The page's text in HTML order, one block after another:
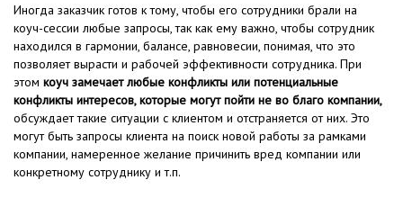
Иногда заказчик готов к тому, чтобы его сотрудники брали на
коуч-сессии любые запросы, так как ему важно, чтобы сотрудник
находился в гармонии, балансе, равновесии, понимая, что это
позволяет вырасти и рабочей эффективности сотрудника. При
этом коуч замечает любые конфликты или потенциальные
конфликты интересов, которые могут пойти не во благо компании,
обсуждает такие ситуации с клиентом и отстраняется от них. Это
могут быть запросы клиента на поиск новой работы за рамками
компании, намеренное желание причинить вред компании или
конкретному сотруднику и т.п.